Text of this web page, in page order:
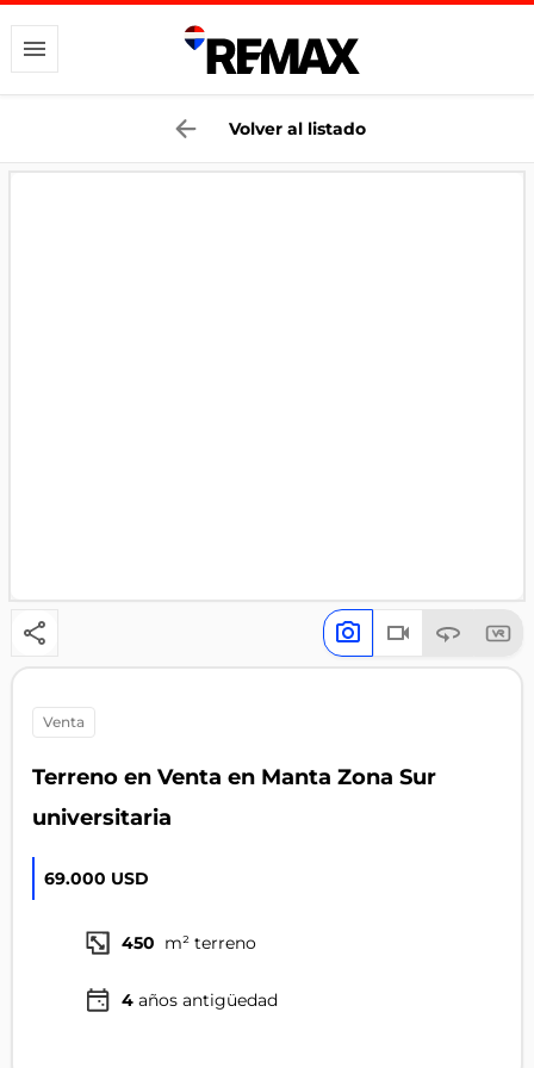
Volver al listado
venta
Terreno en Venta en Manta Zona Sur
universitaria
69.000 USD
450 m² terreno
4 años antigüedad